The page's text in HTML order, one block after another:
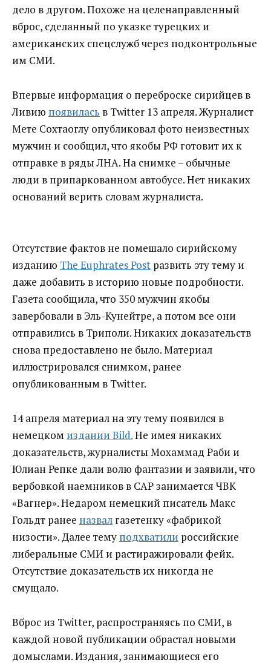
дело в другом. Похоже на целенаправленный
вброс, сделанный по указке турецких и
американских спецслужб через подконтрольные
им СМИ.
Впервые информация о переброске сирийцев в
Ливию появилась в Twitter 13 апреля. Журналист
Мете Сохтаоглу опубликовал фото неизвестных
мужчин и сообщил, что якобы РФ готовит их к
отправке в ряды ЛНА. На снимке – обычные
люди в припаркованном автобусе. Нет никаких
оснований верить словам журналиста.
Отсутствие фактов не помешало сирийскому
изданию The Euphrates Post развить эту тему и
даже добавить в историю новые подробности.
Газета сообщила, что 350 мужчин якобы
завербовали в Эль-Кунейтре, а потом все они
отправились в Триполи. Никаких доказательств
снова предоставлено не было. Материал
иллюстрировался снимком, ранее
опубликованным в Twitter.
14 апреля материал на эту тему появился в
немецком издании Bild.Не имея никаких
доказательств, журналисты Мохаммад Раби и
Юлиан Репке дали волю фантазии и заявили, что
вербовкой наемников в САР занимается ЧВК
«Вагнер». Недаром немецкий писатель Макс
Гольдт ранее назвал газетенку «фабрикой
низости». Далее тему подхватили российские
либеральные СМИ и растиражировали фейк.
Отсутствие доказательств их никогда не
смущало.
Вброс из Twitter, распространяясь по СМИ, в
каждой новой публикации обрастал новыми
домыслами. Издания, занимающиеся его